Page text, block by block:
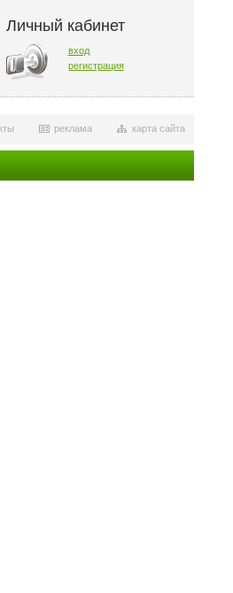
Личный кабинет
вход
регистрация
карта сайта
реклама